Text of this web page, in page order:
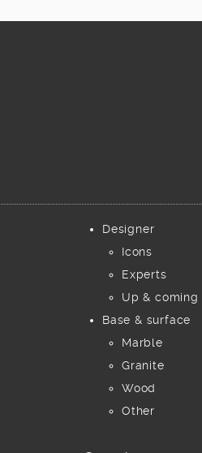
Designer
Icons
Experts
Up & coming
Base & surface
Marble
Granite
Wood
Other